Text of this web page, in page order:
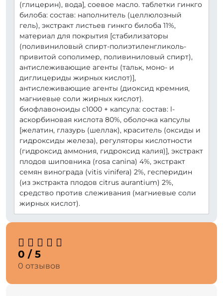
(глицерин), вода], соевое масло. таблетки гинкго
билоба: состав: наполнитель (целлюлозный
гель), экстракт листьев гинкго билоба 11%,
материал для покрытия [стабилизаторы
(поливиниловый спирт-полиэтиленгликоль-
привитой сополимер, поливиниловый спирт),
антислеживающие агенты (тальк, моно- и
диглицериды жирных кислот)],
антислеживающие агенты (диоксид кремния,
магниевые соли жирных кислот).
биофлавоноиды c1000 + капсула: состав: l-
аскорбиновая кислота 80%, оболочка капсулы
[желатин, глазурь (шеллак), краситель (оксиды и
гидроксиды железа), регуляторы кислотности
(гидроксид аммония, гидроксид калия)], экстракт
плодов шиповника (rosa canina) 4%, экстракт
семян винограда (vitis vinifera) 2%, гесперидин
(из экстракта плодов citrus aurantium) 2%,
средство против слеживания (магниевые соли
жирных кислот).
0 / 5
0 отзывов